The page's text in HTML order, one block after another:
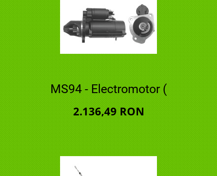
MS94 - Electromotor (
2.136,49 RON